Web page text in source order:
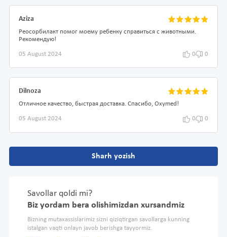
Aziza
Реосорбилакт помог моему ребенку справиться с животными.
Рекомендую!
05 August 2024 0 0
Dilnoza
Отличное качество, быстрая доставка. Спасибо, Oxymed!
05 August 2024 0 0
Sharh yozish
Savollar qoldi mi?
Biz yordam bera olishimizdan xursandmiz
Bizning mutaxassislarimiz sizni qiziqtirgan savollarga kunning
istalgan vaqti onlayn javob berishga tayyormiz.